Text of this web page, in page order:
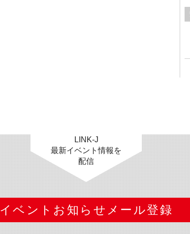
LINK-J
最新イベント情報を
配信
イベントお知らせメール登録